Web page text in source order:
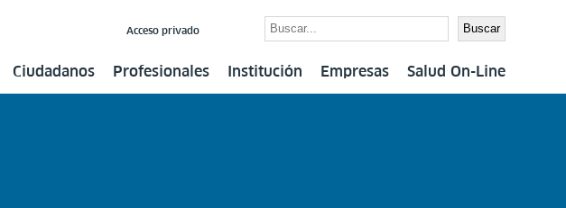
Buscar
Acceso privado
Ciudadanos Profesionales Institución Empresas Salud On-Line